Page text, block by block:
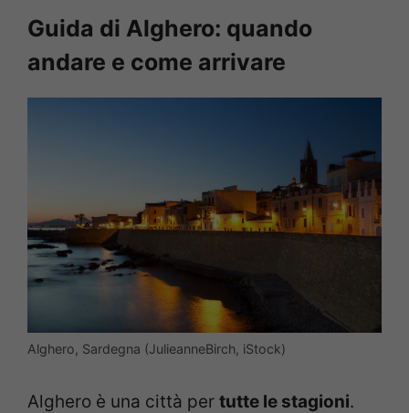
Guida di Alghero: quando
andare e come arrivare
Alghero, Sardegna (JulieanneBirch, iStock)
Alghero è una città per tutte le stagioni.